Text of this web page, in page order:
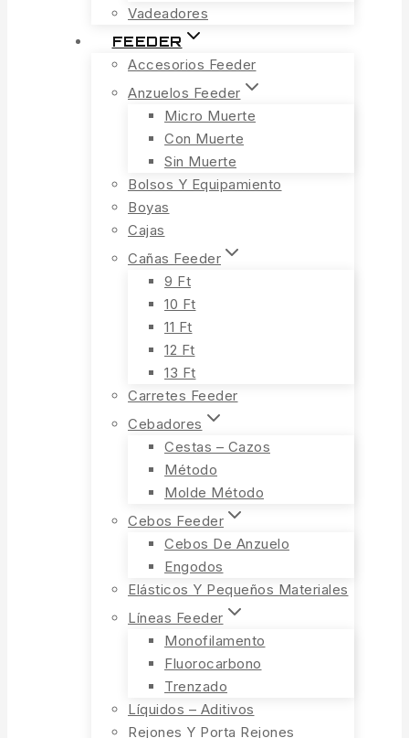
Vadeadores
FEEDER
Accesorios Feeder
Anzuelos Feeder
Micro Muerte
Con Muerte
Sin Muerte
Bolsos Y Equipamiento
Boyas
Cajas
Cañas Feeder
9 Ft
10 Ft
11 Ft
12 Ft
13 Ft
Carretes Feeder
Cebadores
Cestas – Cazos
Método
Molde Método
Cebos Feeder
Cebos De Anzuelo
Engodos
Elásticos Y Pequeños Materiales
Líneas Feeder
Monofilamento
Fluorocarbono
Trenzado
Líquidos – Aditivos
Rejones Y Porta Rejones